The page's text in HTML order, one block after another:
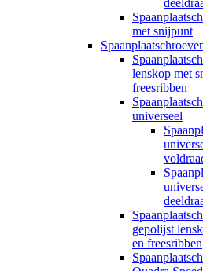
met snijpunt
lenskop met
freesribben
universeel
gepolijst
en freesribben